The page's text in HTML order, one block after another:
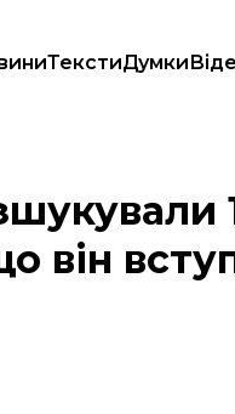
ТекстиДумки
Виявилось, що він вступив
він